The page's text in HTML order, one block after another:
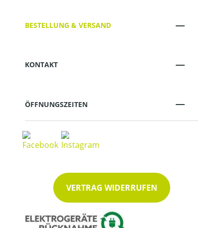
BESTELLUNG & VERSAND
KONTAKT
ÖFFNUNGSZEITEN
VERTRAG WIDERRUFEN